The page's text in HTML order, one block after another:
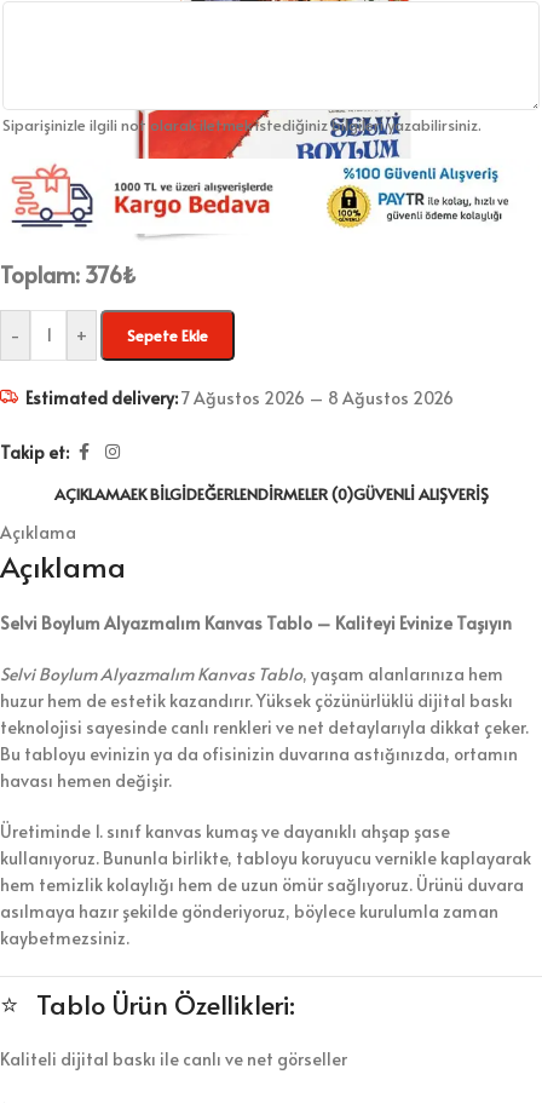
Siparişinizle ilgili not olarak iletmek istediğiniz bilgileri yazabilirsiniz.
Toplam: 376₺
- + Sepete Ekle
Estimated delivery:7 Ağustos 2026 – 8 Ağustos 2026
Takip et:
AÇIKLAMAEK BILGIDEĞERLENDIRMELER (0)GÜVENLI ALIŞVERIŞ
Açıklama
Açıklama
Selvi Boylum Alyazmalım Kanvas Tablo – Kaliteyi Evinize Taşıyın
Selvi Boylum Alyazmalım Kanvas Tablo, yaşam alanlarınıza hem
huzur hem de estetik kazandırır. Yüksek çözünürlüklü dijital baskı
teknolojisi sayesinde canlı renkleri ve net detaylarıyla dikkat çeker.
Bu tabloyu evinizin ya da ofisinizin duvarına astığınızda, ortamın
havası hemen değişir.
Üretiminde 1. sınıf kanvas kumaş ve dayanıklı ahşap şase
kullanıyoruz. Bununla birlikte, tabloyu koruyucu vernikle kaplayarak
hem temizlik kolaylığı hem de uzun ömür sağlıyoruz. Ürünü duvara
asılmaya hazır şekilde gönderiyoruz, böylece kurulumla zaman
kaybetmezsiniz.
⭐ Tablo Ürün Özellikleri:
Kaliteli dijital baskı ile canlı ve net görseller